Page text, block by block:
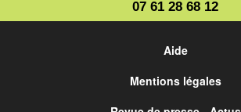
07 61 28 68 12
Aide
Mentions légales